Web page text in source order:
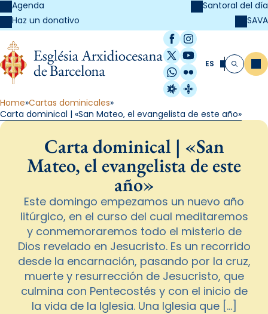
Agenda
Haz un donativo
Santoral del día
SAVA
Facebook
Instagram
X / Twitter
YouTube
WhatsApp
Flickr
Radio Estel
Catalunya
ES Buscar
Home Cartas dominicales
Carta dominical | «San Mateo, el evangelista de este año»
Carta dominical | «San
Mateo, el evangelista de este
año»
Este domingo empezamos un nuevo año
litúrgico, en el curso del cual meditaremos
y conmemoraremos todo el misterio de
Dios revelado en Jesucristo. Es un recorrido
desde la encarnación, pasando por la cruz,
muerte y resurrección de Jesucristo, que
culmina con Pentecostés y con el inicio de
la vida de la Iglesia. Una Iglesia que […]